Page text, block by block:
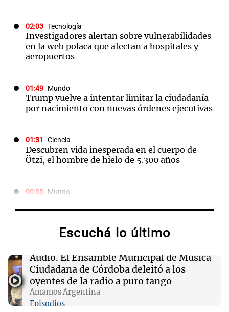
02:03 Tecnología
Investigadores alertan sobre vulnerabilidades
en la web polaca que afectan a hospitales y
aeropuertos
01:49 Mundo
Trump vuelve a intentar limitar la ciudadanía
por nacimiento con nuevas órdenes ejecutivas
01:31 Ciencia
Descubren vida inesperada en el cuerpo de
Ötzi, el hombre de hielo de 5.300 años
00:55 Mundo
escuelas y actividades turísticas en varias
00:32 Clima
Clima en Salta: cómo estará el tiempo este
sábado 8 de agosto
00:27 Clima
Escuchá lo último
Audio. El Ensamble Municipal de Música
Ciudadana de Córdoba deleitó a los
oyentes de la radio a puro tango
Amamos Argentina
Episodios